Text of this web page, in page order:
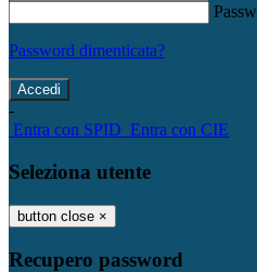
Password dimenticata?
-
Entra con SPID Entra con CIE
Seleziona utente
button close ×
Recupero password